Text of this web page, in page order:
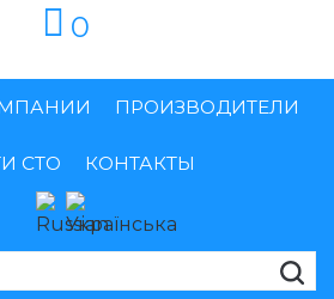
0
ПРОИЗВОДИТЕЛИ
СТО КОНТАКТЫ